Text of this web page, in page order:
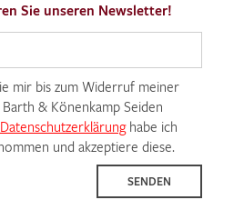
Sie unseren Newsletter!
mir bis zum Widerruf meiner
& Könenkamp Seiden
Datenschutzerklärunghabe ich
und akzeptiere diese.
SENDEN